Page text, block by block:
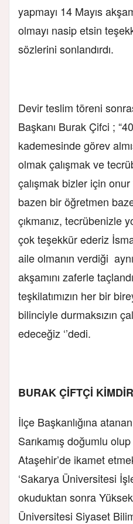
yapmayı 14 Mayıs
olmayı nasip etsin
sözlerini sonlandırdı.
Devir teslim töreni
Başkanı Burak Çifci ;
kademesinde görev
olmak çalışmak ve
çalışmak bizler için
bazen bir öğretmen
çıkmanız, tecrübenizle
çok teşekkür ederiz
aile olmanın verdiği
akşamını zaferle
teşkilatımızın her bir
bilinciyle durmaksızın
edeceğiz ‘’dedi.
BURAK ÇİFTÇİ
İlçe Başkanlığına
Sarıkamış doğumlu
Ataşehir’de ikamet
‘Sakarya Üniversitesi
okuduktan sonra
Üniversitesi Siyaset